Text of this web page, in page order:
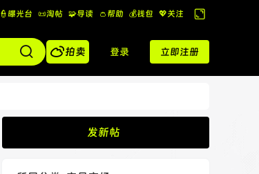
👮曝光台 📜淘帖 🧩导读 👛帮助 💰️钱包 💖关注
换
到
宽
版
拍卖 登录 立即注册
发新帖